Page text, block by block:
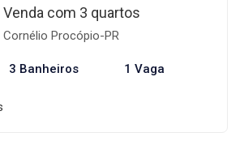
com 3 quartos
Procópio-PR
3 Banheiros 1 Vaga